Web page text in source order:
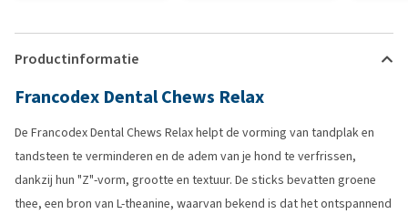
Productinformatie
Francodex Dental Chews Relax
De Francodex Dental Chews Relax helpt de vorming van tandplak en
tandsteen te verminderen en de adem van je hond te verfrissen,
dankzij hun "Z"-vorm, grootte en textuur. De sticks bevatten groene
thee, een bron van L-theanine, waarvan bekend is dat het ontspannend